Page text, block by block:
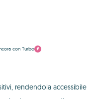
con Turbo
rendendola accessibile